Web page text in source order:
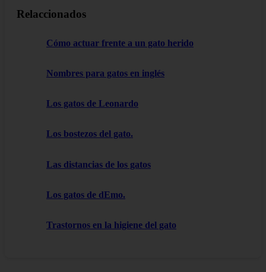
Relaccionados
Cómo actuar frente a un gato herido
Nombres para gatos en inglés
Los gatos de Leonardo
Los bostezos del gato.
Las distancias de los gatos
Los gatos de dEmo.
Trastornos en la higiene del gato